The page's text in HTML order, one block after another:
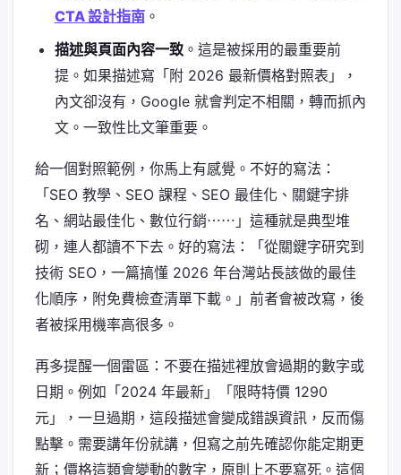
CTA 設計指南。
描述與頁面內容一致。這是被採用的最重要前
提。如果描述寫「附 2026 最新價格對照表」，
內文卻沒有，Google 就會判定不相關，轉而抓內
文。一致性比文筆重要。
給一個對照範例，你馬上有感覺。不好的寫法：
「SEO 教學、SEO 課程、SEO 最佳化、關鍵字排
名、網站最佳化、數位行銷⋯⋯」這種就是典型堆
砌，連人都讀不下去。好的寫法：「從關鍵字研究到
技術 SEO，一篇搞懂 2026 年台灣站長該做的最佳
化順序，附免費檢查清單下載。」前者會被改寫，後
者被採用機率高很多。
再多提醒一個雷區：不要在描述裡放會過期的數字或
日期。例如「2024 年最新」「限時特價 1290
元」，一旦過期，這段描述會變成錯誤資訊，反而傷
點擊。需要講年份就講，但寫之前先確認你能定期更
新；價格這類會變動的數字，原則上不要寫死。這個